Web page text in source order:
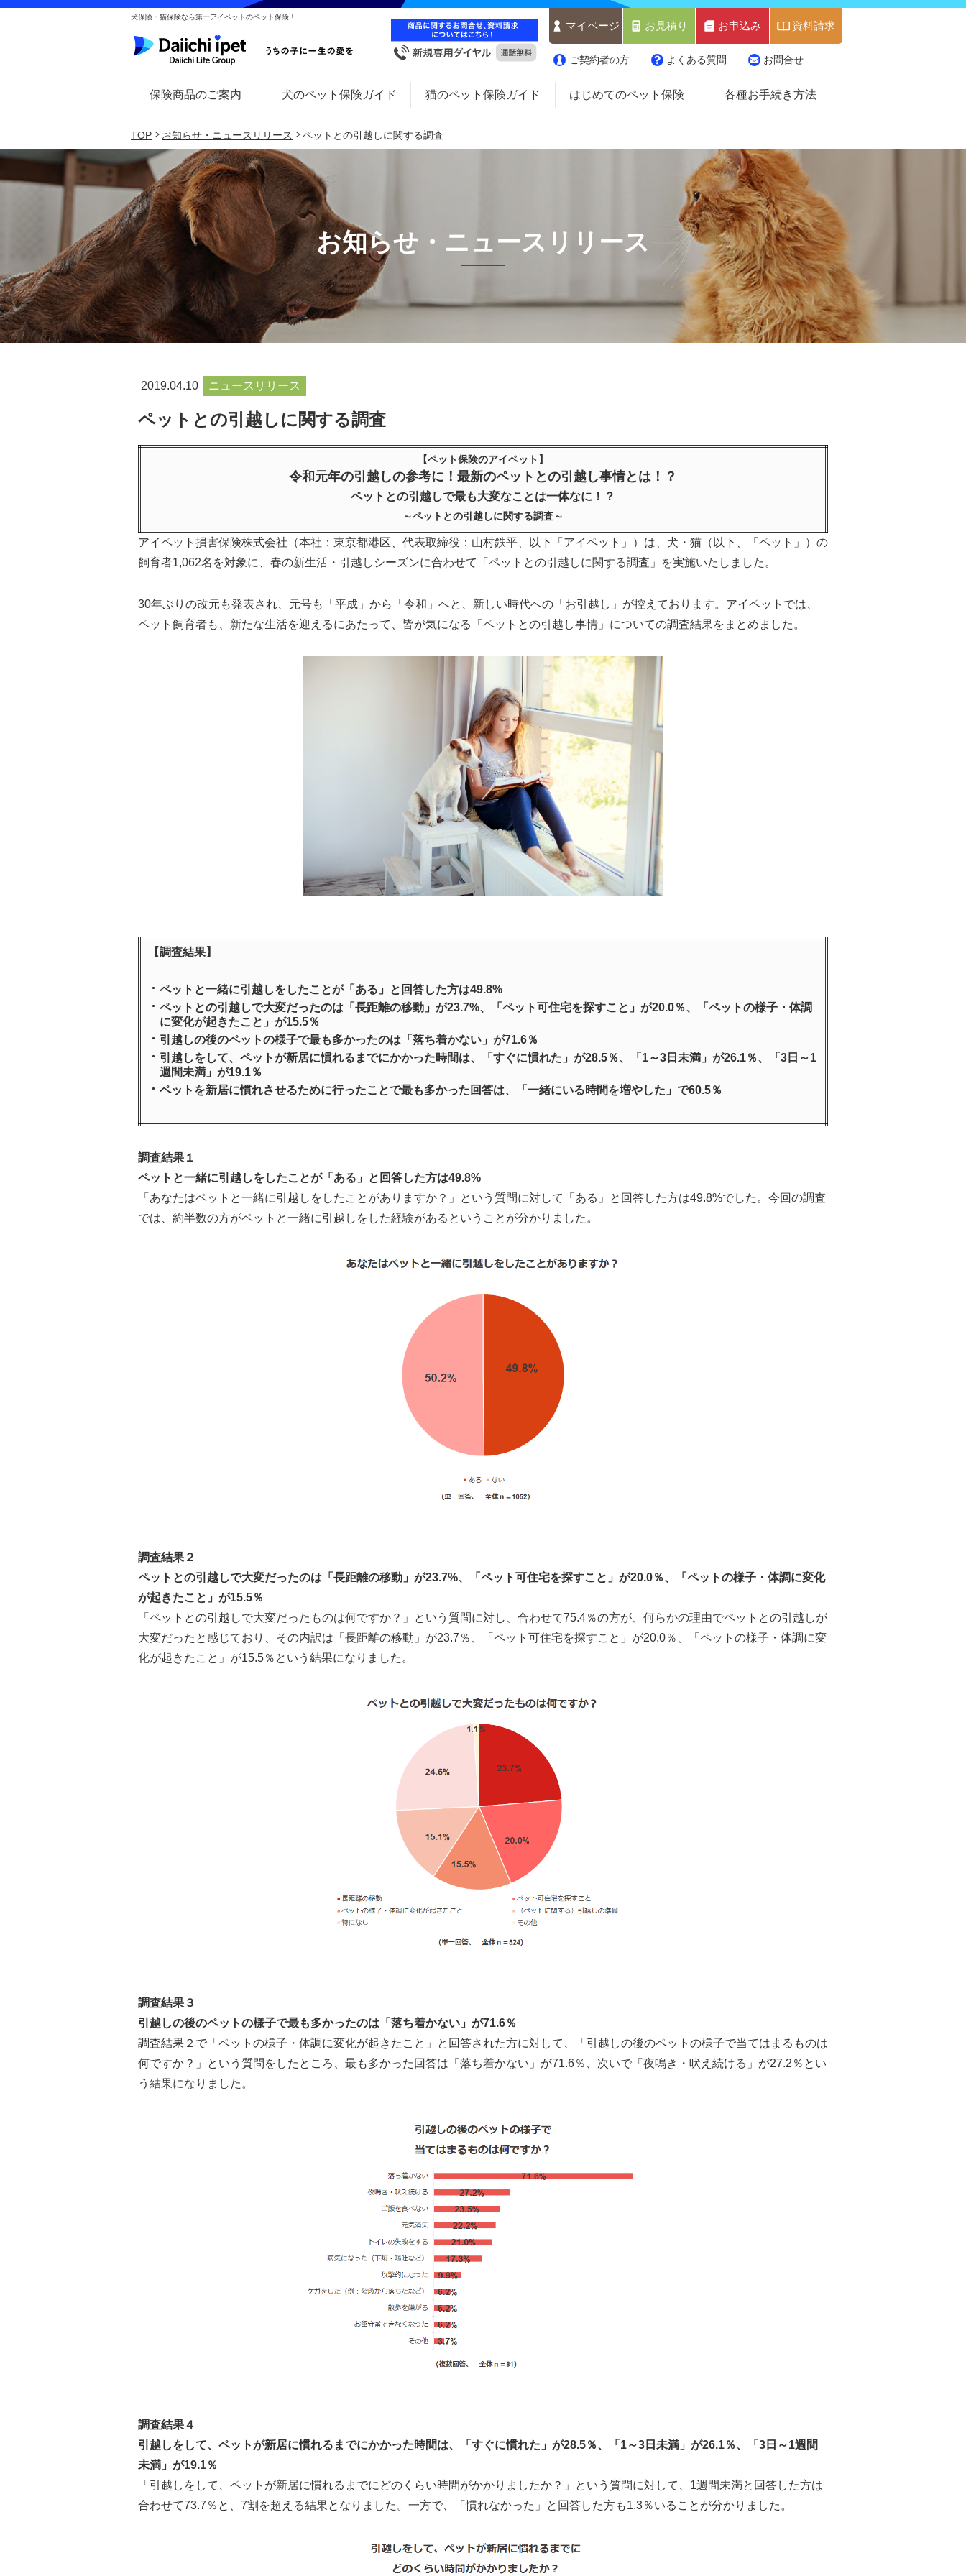
犬保険・猫保険なら第一アイペットのペット保険！
マイページ お見積り お申込み 資料請求
ご契約者の方 よくある質問 お問合せ
保険商品のご案内 犬のペット保険ガイド 猫のペット保険ガイド はじめてのペット保険 各種お手続き方法
TOP お知らせ・ニュースリリース ペットとの引越しに関する調査
お知らせ・ニュースリリース
2019.04.10 ニュースリリース
ペットとの引越しに関する調査
【ペット保険のアイペット】
令和元年の引越しの参考に！最新のペットとの引越し事情とは！？
ペットとの引越しで最も大変なことは一体なに！？
～ペットとの引越しに関する調査～
アイペット損害保険株式会社（本社：東京都港区、代表取締役：山村鉄平、以下「アイペット」）は、犬・猫（以下、「ペット」）の
飼育者1,062名を対象に、春の新生活・引越しシーズンに合わせて「ペットとの引越しに関する調査」を実施いたしました。
30年ぶりの改元も発表され、元号も「平成」から「令和」へと、新しい時代への「お引越し」が控えております。アイペットでは、
ペット飼育者も、新たな生活を迎えるにあたって、皆が気になる「ペットとの引越し事情」についての調査結果をまとめました。
【調査結果】
ペットと一緒に引越しをしたことが「ある」と回答した方は49.8%
ペットとの引越しで大変だったのは「長距離の移動」が23.7%、「ペット可住宅を探すこと」が20.0％、「ペットの様子・体調
に変化が起きたこと」が15.5％
引越しの後のペットの様子で最も多かったのは「落ち着かない」が71.6％
引越しをして、ペットが新居に慣れるまでにかかった時間は、「すぐに慣れた」が28.5％、「1～3日未満」が26.1％、「3日～1
週間未満」が19.1％
ペットを新居に慣れさせるために行ったことで最も多かった回答は、「一緒にいる時間を増やした」で60.5％
調査結果１
ペットと一緒に引越しをしたことが「ある」と回答した方は49.8%
「あなたはペットと一緒に引越しをしたことがありますか？」という質問に対して「ある」と回答した方は49.8%でした。今回の調査
では、約半数の方がペットと一緒に引越しをした経験があるということが分かりました。
調査結果２
ペットとの引越しで大変だったのは「長距離の移動」が23.7%、「ペット可住宅を探すこと」が20.0％、「ペットの様子・体調に変化
が起きたこと」が15.5％
「ペットとの引越しで大変だったものは何ですか？」という質問に対し、合わせて75.4％の方が、何らかの理由でペットとの引越しが
大変だったと感じており、その内訳は「長距離の移動」が23.7％、「ペット可住宅を探すこと」が20.0％、「ペットの様子・体調に変
化が起きたこと」が15.5％という結果になりました。
調査結果３
引越しの後のペットの様子で最も多かったのは「落ち着かない」が71.6％
調査結果２で「ペットの様子・体調に変化が起きたこと」と回答された方に対して、「引越しの後のペットの様子で当てはまるものは
何ですか？」という質問をしたところ、最も多かった回答は「落ち着かない」が71.6％、次いで「夜鳴き・吠え続ける」が27.2％とい
う結果になりました。
調査結果４
引越しをして、ペットが新居に慣れるまでにかかった時間は、「すぐに慣れた」が28.5％、「1～3日未満」が26.1％、「3日～1週間
未満」が19.1％
「引越しをして、ペットが新居に慣れるまでにどのくらい時間がかかりましたか？」という質問に対して、1週間未満と回答した方は
合わせて73.7％と、7割を超える結果となりました。一方で、「慣れなかった」と回答した方も1.3％いることが分かりました。